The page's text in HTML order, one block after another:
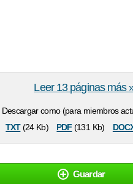
Descargar como (para miembros
txt(24 Kb) pdf (131 Kb)
Leer 13 páginas más
Guardar